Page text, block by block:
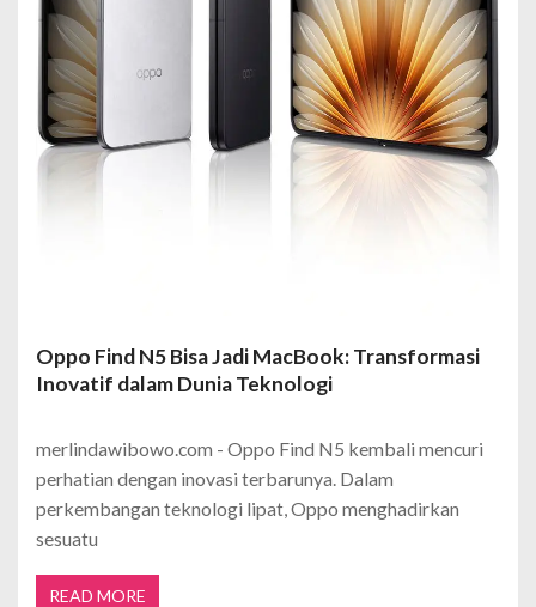
Oppo Find N5 Bisa Jadi MacBook: Transformasi
Inovatif dalam Dunia Teknologi
merlindawibowo.com - Oppo Find N5 kembali mencuri
perhatian dengan inovasi terbarunya. Dalam
perkembangan teknologi lipat, Oppo menghadirkan
sesuatu
READ MORE